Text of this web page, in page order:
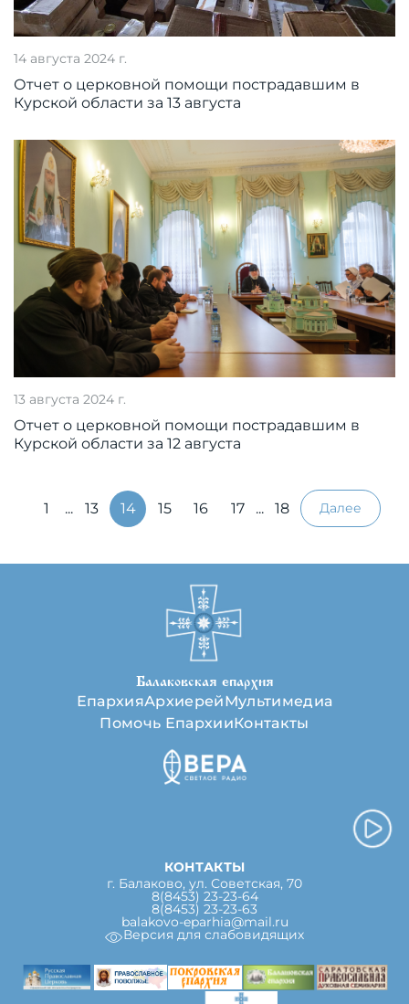
14 августа 2024 г.
Отчет о церковной помощи пострадавшим в
Курской области за 13 августа
13 августа 2024 г.
Отчет о церковной помощи пострадавшим в
Курской области за 12 августа
1 ... 13 14 15 16 17 ... 18 Далее
Балаковская епархия
ЕпархияАрхиерейМультимедиа
Помочь ЕпархииКонтакты
КОНТАКТЫ
г. Балаково, ул. Советская, 70
8(8453) 23-23-64
8(8453) 23-23-63
balakovo-eparhia@mail.ru
Версия для слабовидящих